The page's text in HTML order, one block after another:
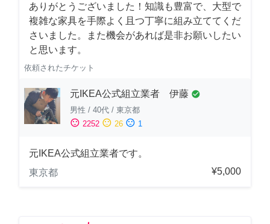
ありがとうございました！知識も豊富で、大型で
複雑な家具を手際よく且つ丁寧に組み立ててくだ
さいました。また機会があれば是非お願いしたい
と思います。
依頼されたチケット
元IKEA公式組立業者 伊藤 check_circle
男性 / 40代 / 東京都
sentiment_satisfied 2252 sentiment_neutral 26 sentiment_dissatisfied 1
元IKEA公式組立業者です。
東京都
¥5,000